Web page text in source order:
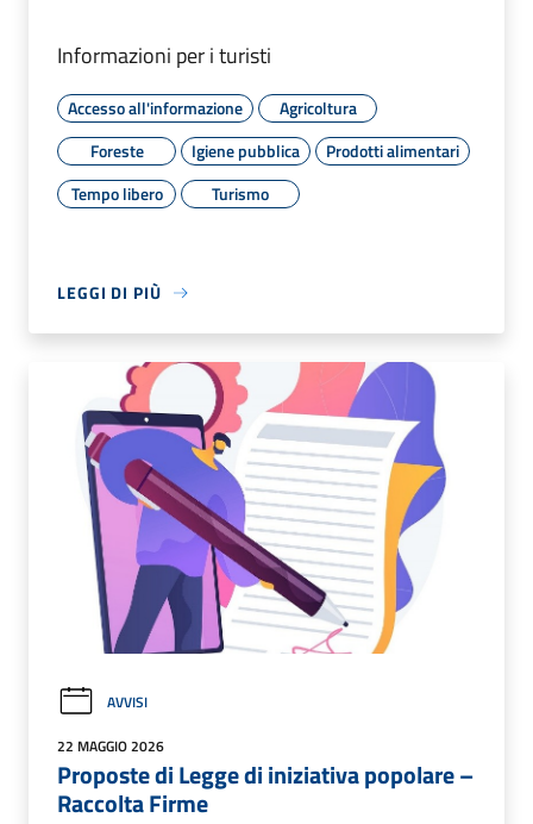
Informazioni per i turisti
Accesso all'informazione
Agricoltura
Foreste
Igiene pubblica
Prodotti alimentari
Tempo libero
Turismo
LEGGI DI PIÙ
AVVISI
22 MAGGIO 2026
Proposte di Legge di iniziativa popolare –
Raccolta Firme